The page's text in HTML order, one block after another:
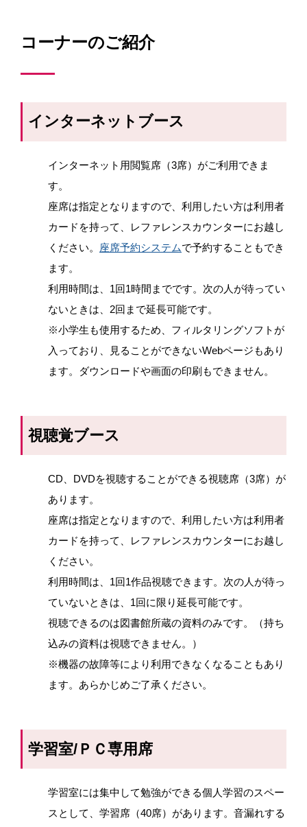
コーナーのご紹介
インターネットブース
インターネット用閲覧席（3席）がご利用できま
す。
座席は指定となりますので、利用したい方は利用者
カードを持って、レファレンスカウンターにお越し
ください。 座席予約システムで予約することもでき
ます。
利用時間は、1回1時間までです。次の人が待ってい
ないときは、2回まで延長可能です。
※小学生も使用するため、フィルタリングソフトが
入っており、見ることができないWebページもあり
ます。ダウンロードや画面の印刷もできません。
視聴覚ブース
CD、 DVDを視聴することができる視聴席（3席）が
あります。
座席は指定となりますので、利用したい方は利用者
カードを持って、レファレンスカウンターにお越し
ください。
利用時間は、1回1作品視聴できます。次の人が待っ
ていないときは、1回に限り延長可能です。
視聴できるのは図書館所蔵の資料のみです。（持ち
込みの資料は視聴できません。）
※機器の故障等により利用できなくなることもあり
ます。あらかじめご了承ください。
学習室/ＰＣ専用席
学習室には集中して勉強ができる個人学習のスペー
スとして、学習席（40席）があります。音漏れする